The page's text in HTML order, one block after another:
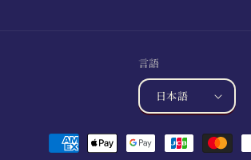
言語
日本語